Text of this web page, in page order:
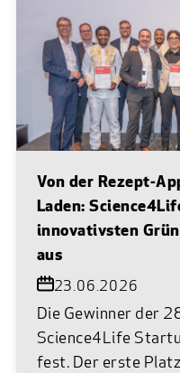
Von der Rezept-
Laden:
innovativsten
aus
23.06.2026
Die Gewinner der
Science4Life
fest. Der erste